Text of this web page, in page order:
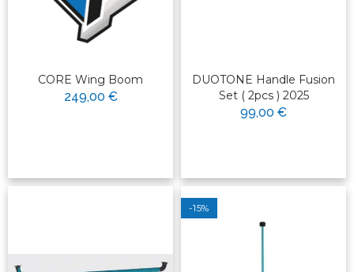
CORE Wing Boom
249,00 €
DUOTONE Handle Fusion
Set ( 2pcs ) 2025
99,00 €
-15%